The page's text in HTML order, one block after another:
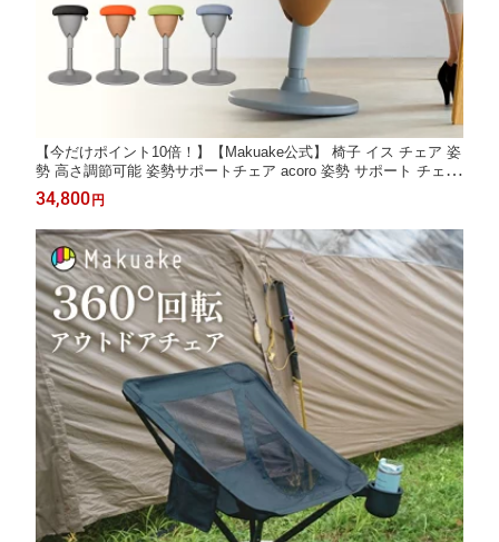
【今だけポイント10倍！】【Makuake公式】 椅子 イス チェア 姿
勢 高さ調節可能 姿勢サポートチェア acoro 姿勢 サポート チェア
正しい姿勢キープ インナーマッスル 姿勢矯正 勉強 仕事 猫背 矯
正 座面 360° 回転 子供 こども 大人 おとな Makuake マクアケ
34,800 円